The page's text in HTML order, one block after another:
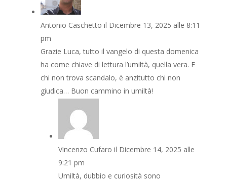
Antonio Caschetto il Dicembre 13, 2025 alle 8:11
pm
Grazie Luca, tutto il vangelo di questa domenica
ha come chiave di lettura l’umiltà, quella vera. E
chi non trova scandalo, è anzitutto chi non
giudica… Buon cammino in umiltà!
Vincenzo Cufaro il Dicembre 14, 2025 alle
9:21 pm
Umiltà, dubbio e curiosità sono